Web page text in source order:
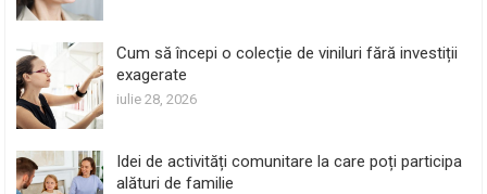
Cum să începi o colecție de viniluri fără investiții
exagerate
iulie 28, 2026
Idei de activități comunitare la care poți participa
alături de familie